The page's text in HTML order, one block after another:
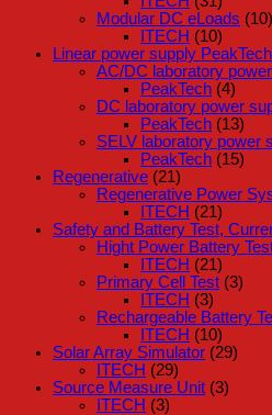
Modular DC eLoads (10)
ITECH (10)
Linear power supply PeakTech
AC/DC laboratory
PeakTech (4)
DC laboratory power
PeakTech (13)
SELV laboratory power
PeakTech (15)
Regenerative (21)
Regenerative Power
ITECH (21)
Safety and Battery Test,
Hight Power Battery
ITECH (21)
Primary Cell Test (3)
ITECH (3)
Rechargeable Battery
ITECH (10)
Solar Array Simulator (29)
ITECH (29)
Source Measure Unit (3)
ITECH (3)